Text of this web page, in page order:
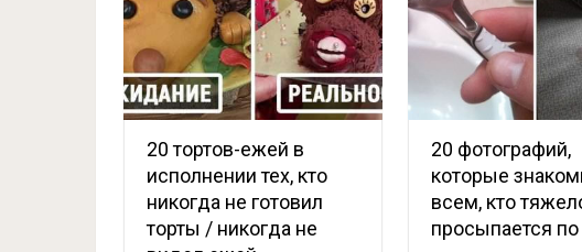
20 тортов-ежей в
исполнении тех, кто
никогда не готовил
торты / никогда не
20 фотографий,
которые
всем, кто
просыпается по